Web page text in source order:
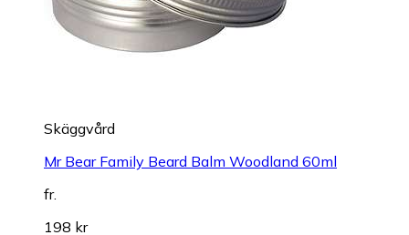
Skäggvård
Mr Bear Family Beard Balm Woodland 60ml
fr.
198 kr